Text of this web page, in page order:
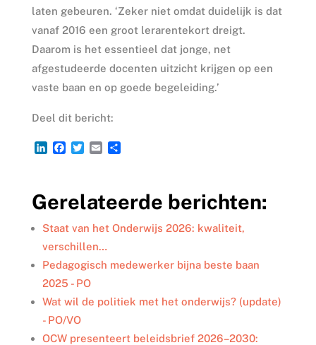
laten gebeuren. ‘Zeker niet omdat duidelijk is dat
vanaf 2016 een groot lerarentekort dreigt.
Daarom is het essentieel dat jonge, net
afgestudeerde docenten uitzicht krijgen op een
vaste baan en op goede begeleiding.’
Deel dit bericht:
L
e
d
I
n
F
b
o
o
k
T
t
e
r
E
l
D
n
Gerelateerde berichten:
Staat van het Onderwijs 2026: kwaliteit,
verschillen…
Pedagogisch medewerker bijna beste baan
2025 - PO
Wat wil de politiek met het onderwijs? (update)
- PO/VO
OCW presenteert beleidsbrief 2026–2030: